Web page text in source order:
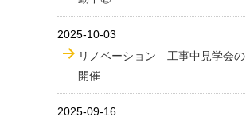
2025-10-03
リノベーション 工事中見学会の
開催
2025-09-16